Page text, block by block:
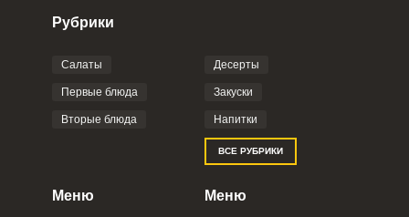
Фото до 4 шт, до 5 mb
Отправляя эту форму, вы соглашаетесь с
Политикой
Пользовательским
соглашением
Рубрики
Салаты
Первые блюда
Вторые блюда
Десерты
Закуски
Напитки
ВСЕ РУБРИКИ
Меню Меню